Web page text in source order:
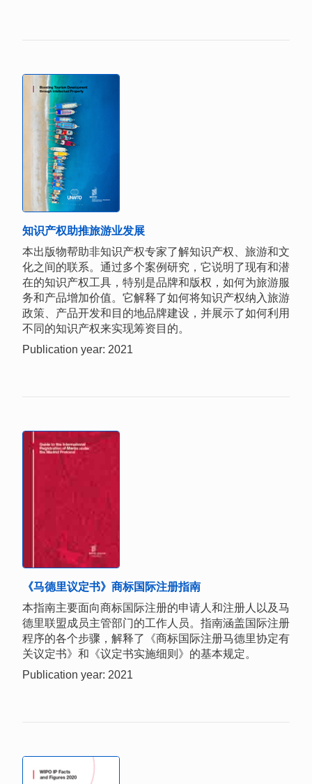
知识产权助推旅游业发展
本出版物帮助非知识产权专家了解知识产权、旅游和文
化之间的联系。通过多个案例研究，它说明了现有和潜
在的知识产权工具，特别是品牌和版权，如何为旅游服
务和产品增加价值。它解释了如何将知识产权纳入旅游
政策、产品开发和目的地品牌建设，并展示了如何利用
不同的知识产权来实现筹资目的。
Publication year: 2021
《马德里议定书》商标国际注册指南
本指南主要面向商标国际注册的申请人和注册人以及马
德里联盟成员主管部门的工作人员。指南涵盖国际注册
程序的各个步骤，解释了《商标国际注册马德里协定有
关议定书》和《议定书实施细则》的基本规定。
Publication year: 2021